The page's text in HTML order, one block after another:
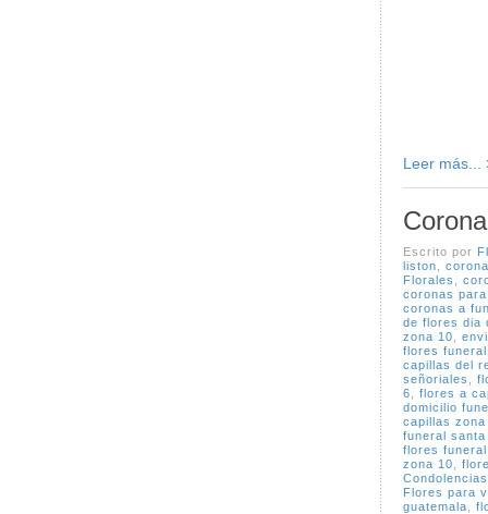
Leer más...
Escrito por
liston
Florales
coronas
coronas a
de flores dia
zona 10
flores funeral
capillas del
señoriales
6
flores a
domicilio
capillas zona
funeral
flores
zona 10
Condolencias
Flores para
guatemala